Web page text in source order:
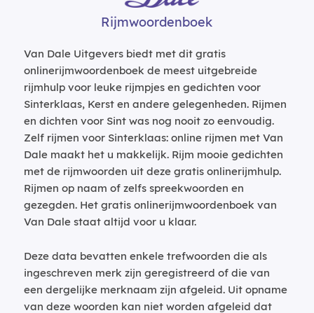
Rijmwoordenboek
Van Dale Uitgevers biedt met dit gratis
onlinerijmwoordenboek de meest uitgebreide
rijmhulp voor leuke rijmpjes en gedichten voor
Sinterklaas, Kerst en andere gelegenheden. Rijmen
en dichten voor Sint was nog nooit zo eenvoudig.
Zelf rijmen voor Sinterklaas: online rijmen met Van
Dale maakt het u makkelijk. Rijm mooie gedichten
met de rijmwoorden uit deze gratis onlinerijmhulp.
Rijmen op naam of zelfs spreekwoorden en
gezegden. Het gratis onlinerijmwoordenboek van
Van Dale staat altijd voor u klaar.
Deze data bevatten enkele trefwoorden die als
ingeschreven merk zijn geregistreerd of die van
een dergelijke merknaam zijn afgeleid. Uit opname
van deze woorden kan niet worden afgeleid dat